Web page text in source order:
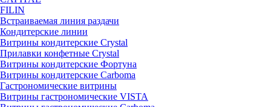
FILIN
Встраиваемая линия раздачи
Кондитерские линии
Витрины кондитерские Crystal
Прилавки конфетные Crystal
Витрины кондитерские Фортуна
Витрины кондитерские Carboma
Гастрономические витрины
Витрины гастрономические VISTA